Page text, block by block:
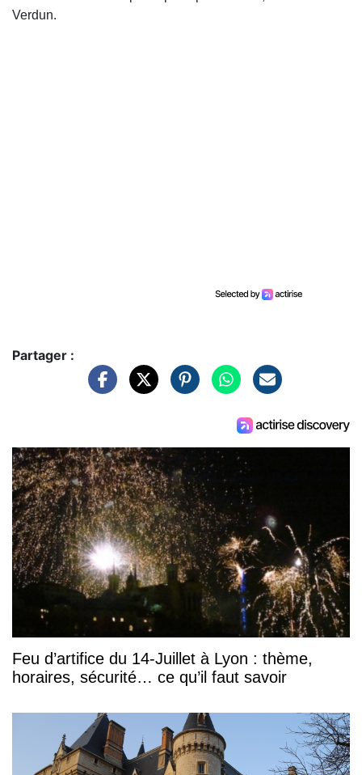
Verdun.
Partager :
Feu d’artifice du 14-Juillet à Lyon : thème,
horaires, sécurité… ce qu’il faut savoir